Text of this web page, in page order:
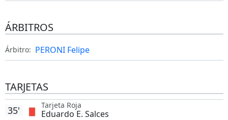
ÁRBITROS
Árbitro: PERONI Felipe
TARJETAS
Tarjeta Roja
Eduardo E. Salces
35'